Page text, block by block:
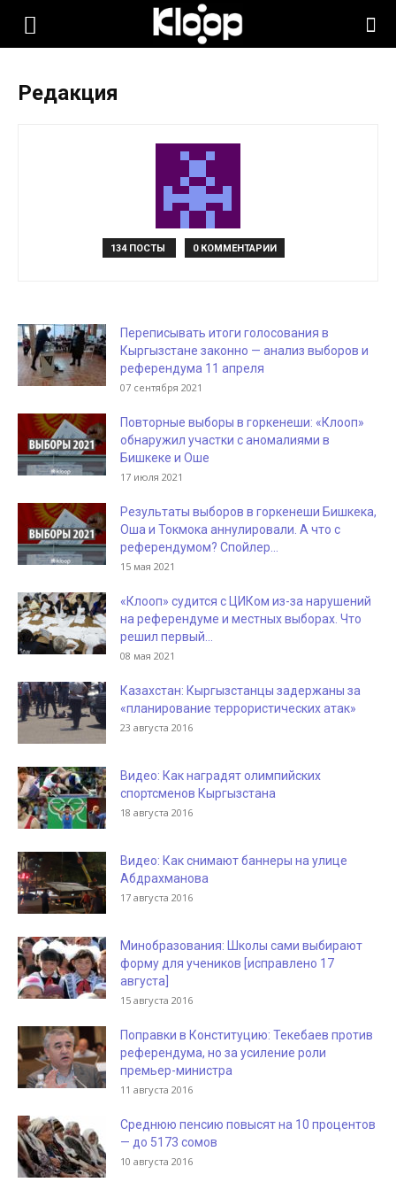
KLOOP.KG
Редакция
134 ПОСТЫ 0 КОММЕНТАРИИ
Переписывать итоги голосования в
Кыргызстане законно — анализ выборов и
референдума 11 апреля
07 сентября 2021
Повторные выборы в горкенеши: «Клооп»
обнаружил участки с аномалиями в
Бишкеке и Оше
17 июля 2021
Результаты выборов в горкенеши Бишкека,
Оша и Токмока аннулировали. А что с
референдумом? Спойлер...
15 мая 2021
«Клооп» судится с ЦИКом из-за нарушений
на референдуме и местных выборах. Что
решил первый...
08 мая 2021
Казахстан: Кыргызстанцы задержаны за
«планирование террористических атак»
23 августа 2016
Видео: Как наградят олимпийских
спортсменов Кыргызстана
18 августа 2016
Видео: Как снимают баннеры на улице
Абдрахманова
17 августа 2016
Минобразования: Школы сами выбирают
форму для учеников [исправлено 17
августа]
15 августа 2016
Поправки в Конституцию: Текебаев против
референдума, но за усиление роли
премьер-министра
11 августа 2016
Среднюю пенсию повысят на 10 процентов
— до 5173 сомов
10 августа 2016